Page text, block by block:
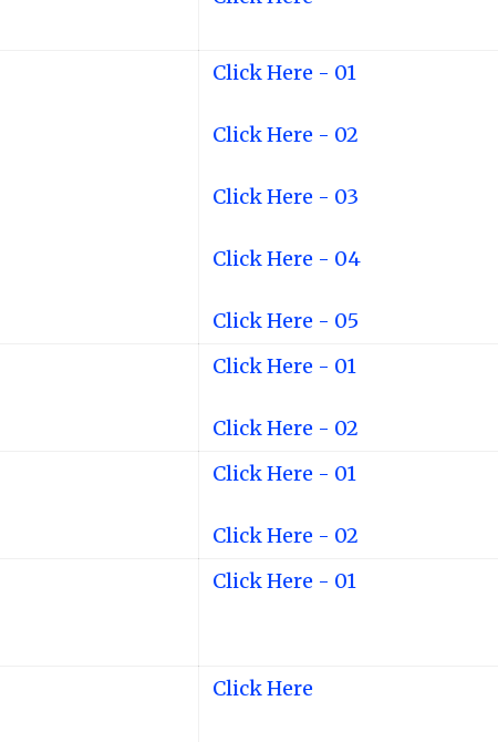
Click Here - 01
Click Here - 02
Click Here - 03
Click Here - 04
Click Here - 05
Click Here - 01
Click Here - 02
Click Here - 01
Click Here - 02
Click Here - 01
Click Here